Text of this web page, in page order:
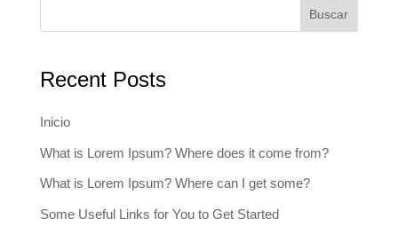
Buscar
Recent Posts
Inicio
What is Lorem Ipsum? Where does it come from?
What is Lorem Ipsum? Where can I get some?
Some Useful Links for You to Get Started